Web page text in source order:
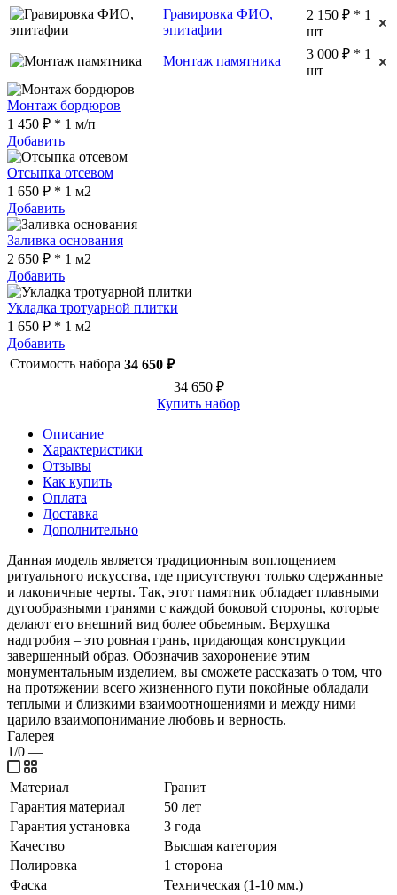
Гравировка ФИО,
эпитафии
2 150 ₽ * 1
шт
Монтаж памятника
3 000 ₽ * 1
шт
Монтаж бордюров
1 450 ₽ * 1 м/п
Добавить
Отсыпка отсевом
1 650 ₽ * 1 м2
Добавить
Заливка основания
2 650 ₽ * 1 м2
Добавить
Укладка тротуарной плитки
1 650 ₽ * 1 м2
Добавить
Стоимость набора 34 650 ₽
34 650 ₽
Купить набор
Описание
Характеристики
Отзывы
Как купить
Оплата
Доставка
Дополнительно
Данная модель является традиционным воплощением
ритуального искусства, где присутствуют только сдержанные
и лаконичные черты. Так, этот памятник обладает плавными
дугообразными гранями с каждой боковой стороны, которые
делают его внешний вид более объемным. Верхушка
надгробия – это ровная грань, придающая конструкции
завершенный образ. Обозначив захоронение этим
монументальным изделием, вы сможете рассказать о том, что
на протяжении всего жизненного пути покойные обладали
теплыми и близкими взаимоотношениями и между ними
царило взаимопонимание любовь и верность.
Галерея
1/0 —
Материал
Гранит
Гарантия материал
50 лет
Гарантия установка
3 года
Качество
Высшая категория
Полировка
1 сторона
Фаска
Техническая (1-10 мм.)